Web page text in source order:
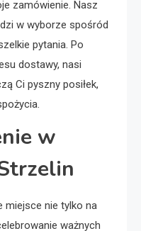
zamówienie. Nasz
w wyborze spośród
pytania. Po
dostawy, nasi
Ci pyszny posiłek,
w
miejsce nie tylko na
ważnych